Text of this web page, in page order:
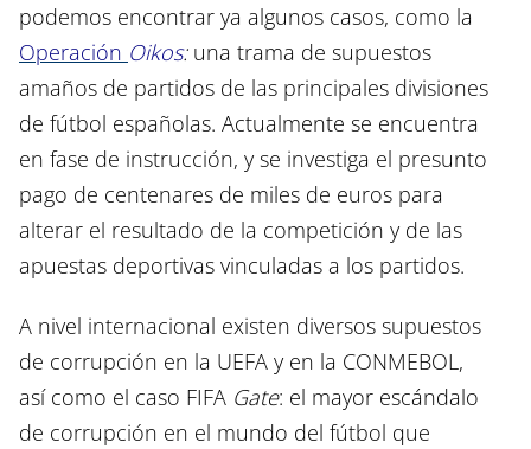
podemos encontrar ya algunos casos, como la
Operación Oikos: una trama de supuestos
amaños de partidos de las principales divisiones
de fútbol españolas. Actualmente se encuentra
en fase de instrucción, y se investiga el presunto
pago de centenares de miles de euros para
alterar el resultado de la competición y de las
apuestas deportivas vinculadas a los partidos.
A nivel internacional existen diversos supuestos
de corrupción en la UEFA y en la CONMEBOL,
así como el caso FIFA Gate: el mayor escándalo
de corrupción en el mundo del fútbol que